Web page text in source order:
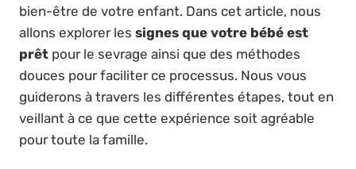
bien-être de votre enfant. Dans cet article, nous
allons explorer les signes que votre bébé est
prêt pour le sevrage ainsi que des méthodes
douces pour faciliter ce processus. Nous vous
guiderons à travers les différentes étapes, tout en
veillant à ce que cette expérience soit agréable
pour toute la famille.